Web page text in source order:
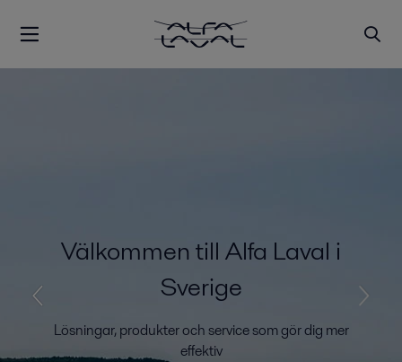
Välkommen till Alfa Laval i
Sverige
Lösningar, produkter och service som gör dig mer
effektiv